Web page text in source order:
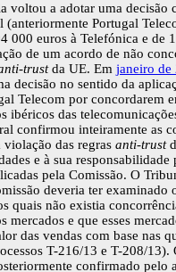
voltou a adotar uma decisão
(anteriormente Portugal
000 euros à Telefónica e de
de um acordo de não
trustda UE. Em janeiro de
decisão no sentido da
Telecom por concordarem
ibéricos das
confirmou inteiramente as
das regras anti-trust
e à sua responsabilidade
pela Comissão. O
deveria ter examinado
quais não existia
mercados e que esses
das vendas com base nas
T-216/13 e T-208/13).
confirmado pelo